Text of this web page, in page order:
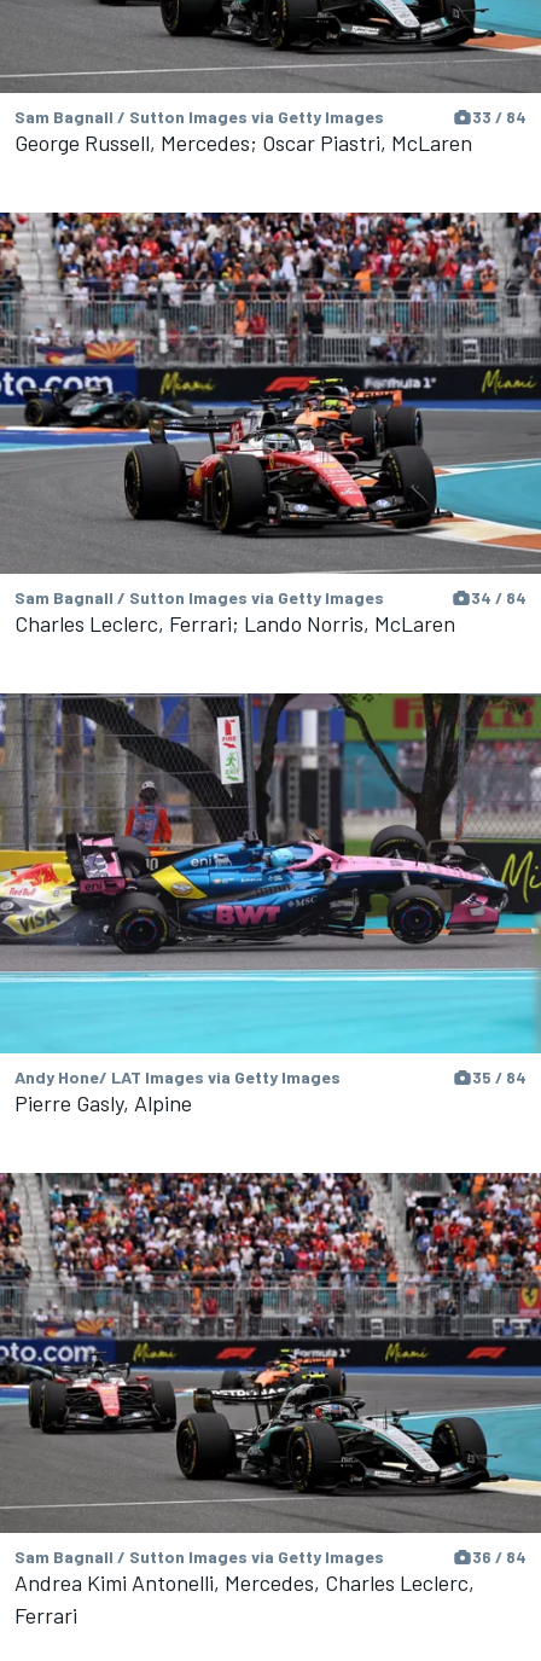
Sam Bagnall / Sutton Images via Getty Images 33 / 84
George Russell, Mercedes; Oscar Piastri, McLaren
Sam Bagnall / Sutton Images via Getty Images 34 / 84
Charles Leclerc, Ferrari; Lando Norris, McLaren
Andy Hone/ LAT Images via Getty Images 35 / 84
Pierre Gasly, Alpine
Sam Bagnall / Sutton Images via Getty Images 36 / 84
Andrea Kimi Antonelli, Mercedes, Charles Leclerc,
Ferrari